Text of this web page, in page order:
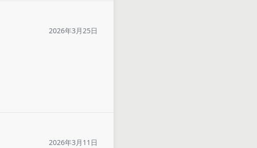
2026年3月25日
2026年3月11日